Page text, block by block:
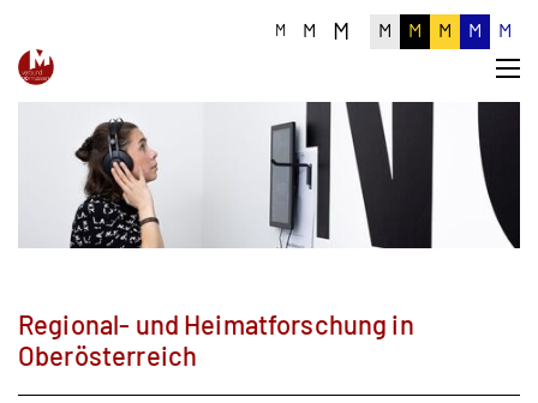
M M M M M M M M
Regional- und Heimatforschung in
Oberösterreich